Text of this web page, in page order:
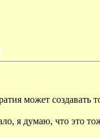
может создавать
я думаю, что это